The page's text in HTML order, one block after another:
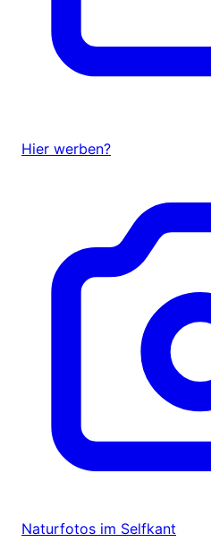
Hier werben?
Naturfotos im Selfkant